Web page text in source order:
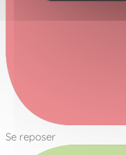
Se reposer